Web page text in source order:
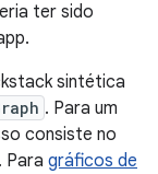
ter sido
sintética
. Para um
consiste no
Para gráficos de